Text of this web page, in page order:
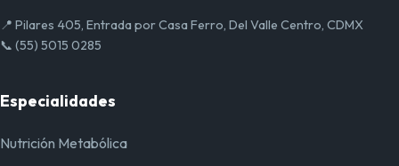
📍 Pilares 405, Entrada por Casa Ferro, Del Valle Centro, CDMX
📞 (55) 5015 0285
Especialidades
Nutrición Metabólica